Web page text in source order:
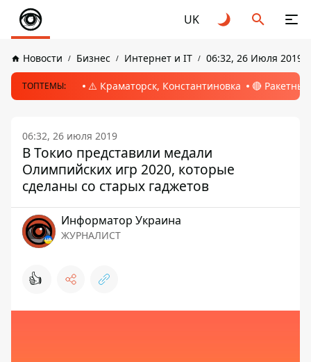
UK
Новости Бизнес Интернет и IT 06:32, 26 Июля 2019
ТОПТЕМЫ: ⚠️ Краматорск, Константиновка 🔴
06:32, 26 июля 2019
В Токио представили медали
Олимпийских игр 2020, которые
сделаны со старых гаджетов
Информатор Украина
ЖУРНАЛИСТ
👍